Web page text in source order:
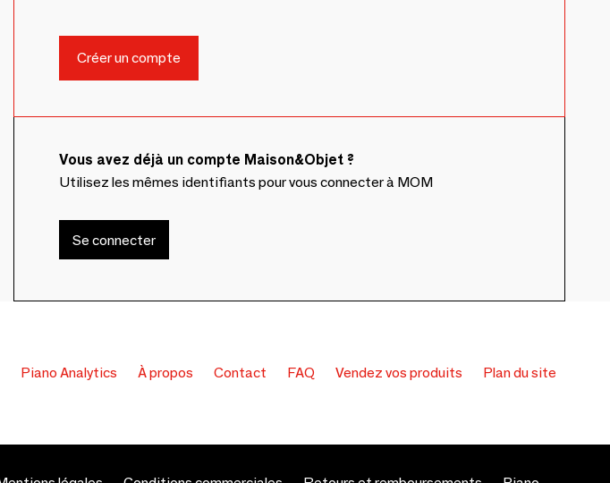
Vous avez déjà un compte Maison&Objet ?
Utilisez les mêmes identifiants pour vous connecter à MOM
Se connecter
Piano Analytics À propos Contact FAQ Vendez vos produits Plan du site